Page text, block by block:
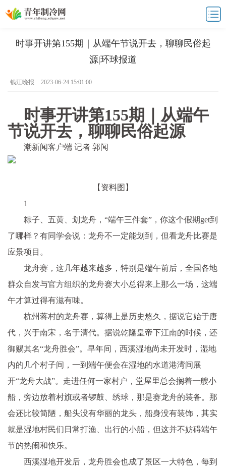
时事开讲第155期｜从端午节说开去，聊聊民俗起
源|环球报道
钱江晚报 2023-06-24 15:01:00
时事开讲第155期｜从端午
节说开去，聊聊民俗起源
潮新闻客户端 记者 郭闻
【资料图】
1
粽子、五黄、划龙舟，“端午三件套”，你这个假期get到
了哪样？有同学会说：龙舟不一定能划到，但看龙舟比赛是
应景项目。
龙舟赛，这几年越来越多，特别是端午前后，全国各地
群众自发与官方组织的龙舟赛大小总得来上那么一场，这端
午才算过得有滋有味。
杭州蒋村的龙舟赛，算得上是历史悠久，据说它始于唐
代，兴于南宋，名于清代。据说乾隆皇帝下江南的时候，还
御赐其名“龙舟胜会”。早年间，西溪湿地尚未开发时，湿地
内的几个村子间，一到端午便会在湿地的水道港湾间展
开“龙舟大战”。走进任何一家村户，堂屋里总会搁着一艘小
船，旁边放着村旗或者锣鼓、绣球，那是赛龙舟的装备。那
会还比较简陋，船头没有华丽的龙头，船身没有装饰，其实
就是湿地村民们日常打渔、出行的小船，但这并不妨碍端午
节的热闹和快乐。
西溪湿地开发后，龙舟胜会也成了景区一大特色，每到